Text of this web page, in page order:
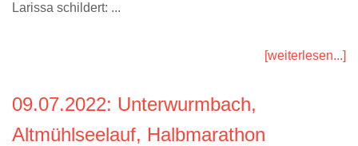
Larissa schildert: ...
[weiterlesen...]
09.07.2022: Unterwurmbach,
Altmühlseelauf, Halbmarathon